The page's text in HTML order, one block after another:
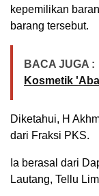
kepemilikan
barang tersebut.
BACA JUGA :
Kosmetik
Diketahui, H
dari Fraksi PKS.
Ia berasal dari
Lautang, Tellu